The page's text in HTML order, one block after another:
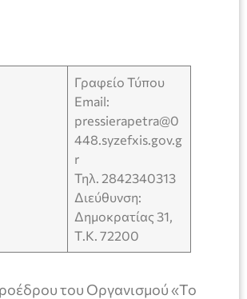
Γραφείο Τύπου
Email:
pressierapetra@0
448.syzefxis.gov.g
r
Τηλ. 2842340313
Διεύθυνση:
Δημοκρατίας 31,
Τ.Κ. 72200
του Οργανισμού «Το